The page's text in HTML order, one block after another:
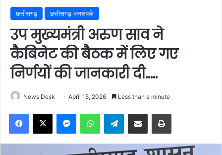
छत्तीसगढ़ छत्तीसगढ़ जनसंपर्क
उप मुख्यमंत्री अरुण साव ने
कैबिनेट की बैठक में लिए गए
निर्णयों की जानकारी दी…..
News Desk April 15, 2026 Less than a minute
Facebook
X MessengerWhatsAppTelegramShare via Email Print